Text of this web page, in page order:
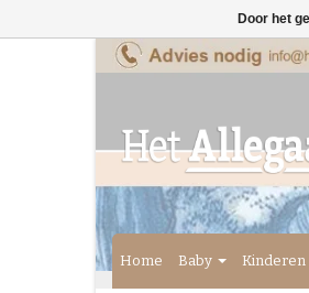
Home Baby Kinderen
Door het